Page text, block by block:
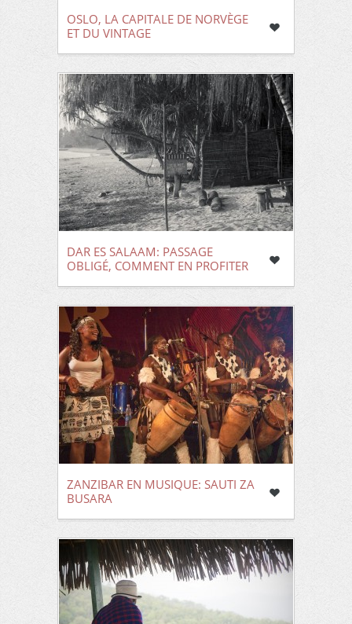
OSLO, LA CAPITALE DE NORVÈGE
ET DU VINTAGE
DAR ES SALAAM: PASSAGE
OBLIGÉ, COMMENT EN PROFITER
ZANZIBAR EN MUSIQUE: SAUTI ZA
BUSARA